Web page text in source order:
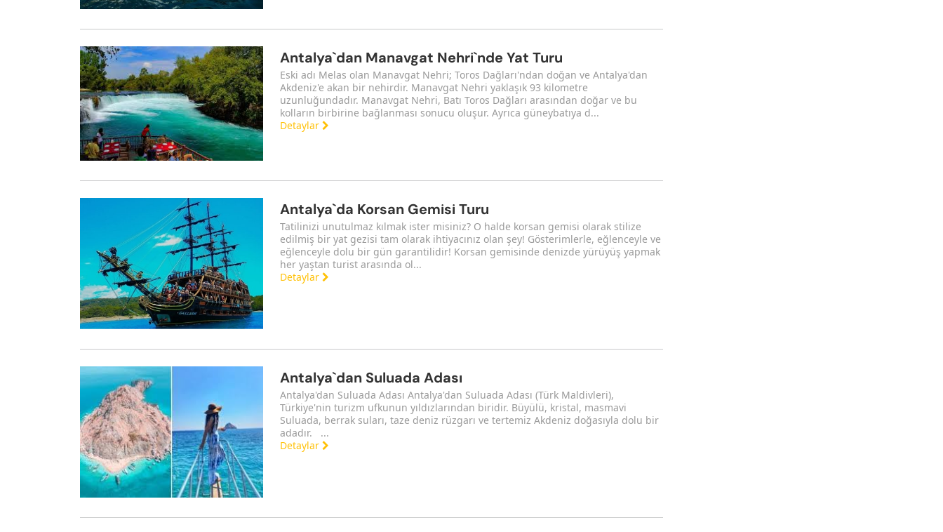
Antalya`dan Manavgat Nehri`nde Yat Turu
Eski adı Melas olan Manavgat Nehri; Toros Dağları'ndan doğan ve Antalya'dan
Akdeniz'e akan bir nehirdir. Manavgat Nehri yaklaşık 93 kilometre
uzunluğundadır. Manavgat Nehri, Batı Toros Dağları arasından doğar ve bu
kolların birbirine bağlanması sonucu oluşur. Ayrıca güneybatıya d...
Detaylar
Antalya`da Korsan Gemisi Turu
Tatilinizi unutulmaz kılmak ister misiniz? O halde korsan gemisi olarak stilize
edilmiş bir yat gezisi tam olarak ihtiyacınız olan şey! Gösterimlerle, eğlenceyle ve
eğlenceyle dolu bir gün garantilidir! Korsan gemisinde denizde yürüyüş yapmak
her yaştan turist arasında ol...
Detaylar
Antalya`dan Suluada Adası
Antalya'dan Suluada Adası Antalya'dan Suluada Adası (Türk Maldivleri),
Türkiye'nin turizm ufkunun yıldızlarından biridir. Büyülü, kristal, masmavi
Suluada, berrak suları, taze deniz rüzgarı ve tertemiz Akdeniz doğasıyla dolu bir
adadır. ...
Detaylar